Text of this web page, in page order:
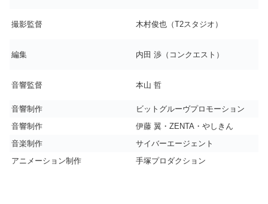
撮影監督 木村俊也（T2スタジオ）
編集 内田 渉（コンクエスト）
音響監督 本山 哲
音響制作
ビットグルーヴプロモーション
音響制作
伊藤 翼・ZENTA・やしきん
音楽制作
サイバーエージェント
アニメーション制作
手塚プロダクション